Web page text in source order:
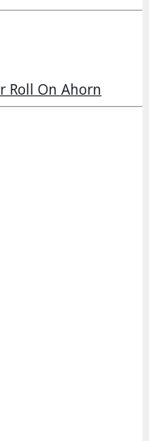
Roll On Ahorn